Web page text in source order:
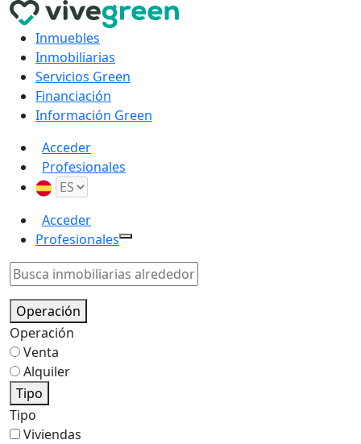
Inmuebles
Inmobiliarias
Servicios Green
Financiación
Información Green
Acceder
Profesionales
Acceder
Profesionales
Operación
Operación
Venta
Alquiler
Tipo
Tipo
Viviendas